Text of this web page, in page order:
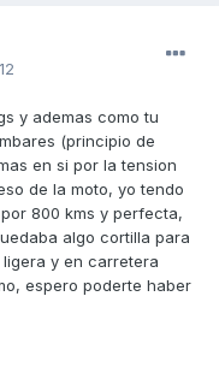
y ademas como tu
(principio de
en si por la tension
de la moto, yo tendo
800 kms y perfecta,
algo cortilla para
y en carretera
espero poderte haber